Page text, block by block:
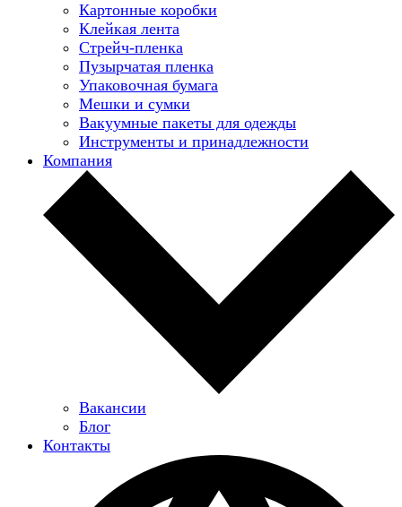
Картонные коробки
Клейкая лента
Стрейч-пленка
Пузырчатая пленка
Упаковочная бумага
Мешки и сумки
Вакуумные пакеты для одежды
Инструменты и принадлежности
Компания
Вакансии
Блог
Контакты